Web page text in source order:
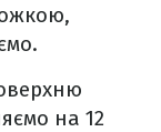
на 12